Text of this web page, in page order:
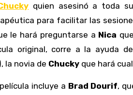
quien asesinó a toda
para facilitar las
le hará preguntarse a Nica
original, corre a la ayuda de
la novia de Chucky que hará
incluye a Brad Dourif,